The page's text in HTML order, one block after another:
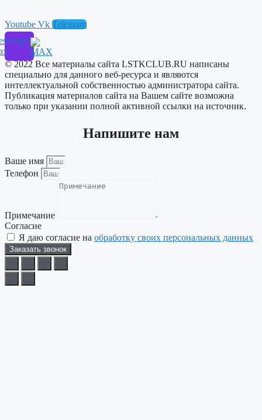
Youtube Vk Telegram
© 2022 Все материалы сайта LSTKCLUB.RU написаны
специально для данного веб-ресурса и являются
интеллектуальной собственностью администратора сайта.
Публикация материалов сайта на Вашем сайте возможна
только при указании полной активной ссылки на источник.
Напишите нам
Ваше имя
Телефон
Примечание
Согласие
Я даю согласие на обработку своих персональных данных
Заказать звонок